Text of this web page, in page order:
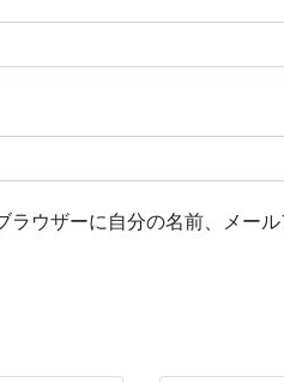
ウザーに自分の名前、メール